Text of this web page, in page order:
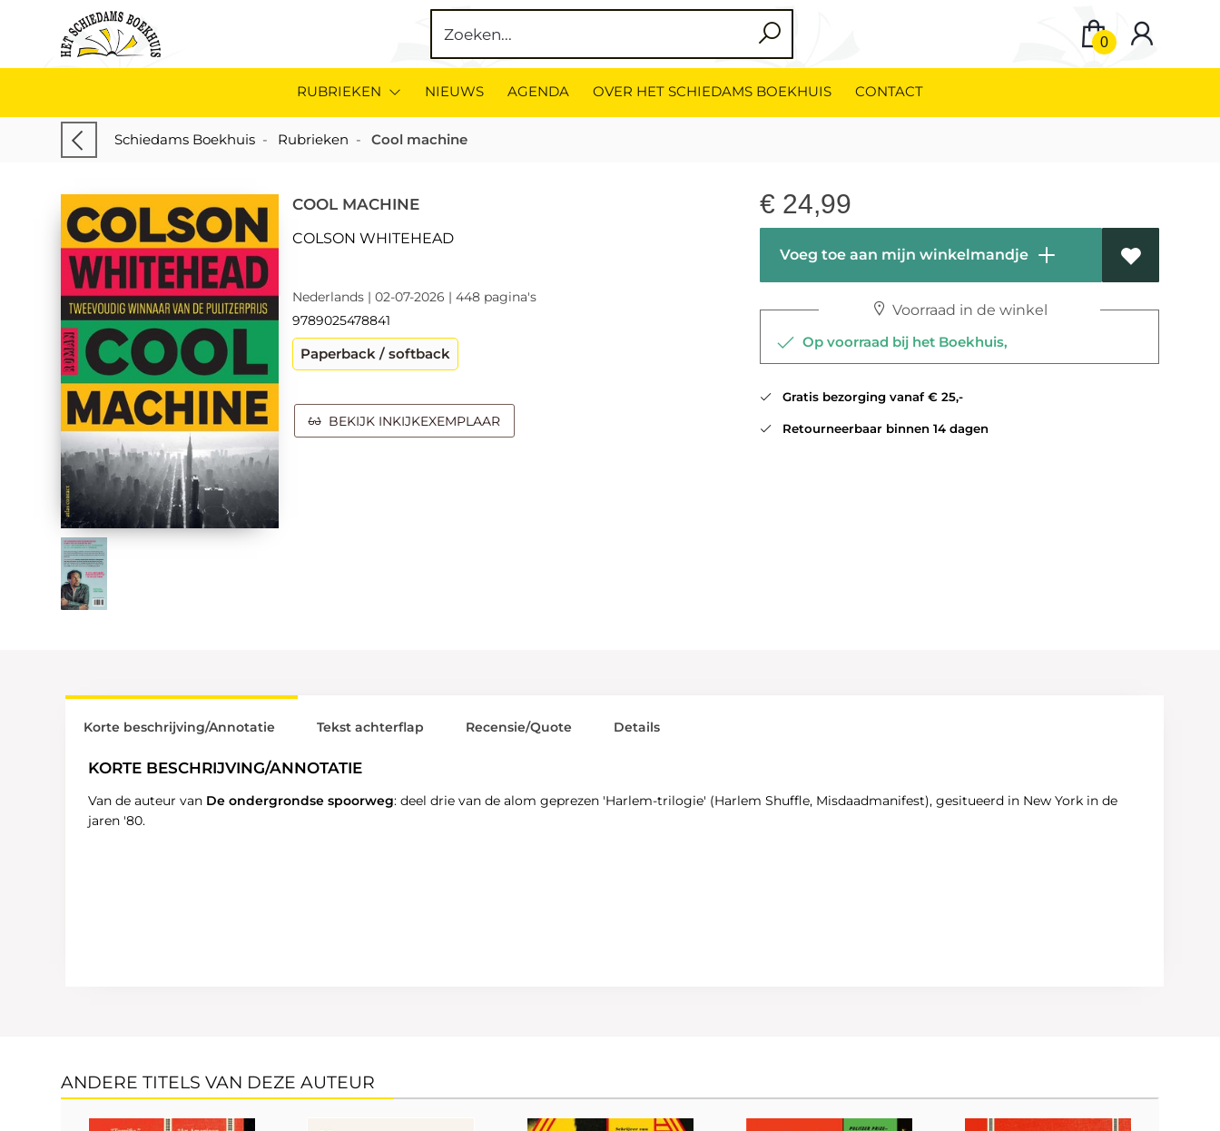
0
RUBRIEKEN NIEUWS AGENDA OVER HET SCHIEDAMS BOEKHUIS CONTACT
Schiedams Boekhuis - Rubrieken - Cool machine
COOL MACHINE
COLSON WHITEHEAD
Nederlands | 02-07-2026 | 448 pagina's
9789025478841
Paperback / softback
BEKIJK INKIJKEXEMPLAAR
€ 24,99
Voeg toe aan mijn winkelmandje
Voorraad in de winkel
Op voorraad bij het Boekhuis,
Gratis bezorging vanaf € 25,-
Retourneerbaar binnen 14 dagen
Korte beschrijving/Annotatie
KORTE BESCHRIJVING/ANNOTATIE
Van de auteur van De ondergrondsespoorweg: deel drie van de alom geprezen 'Harlem-trilogie' (Harlem Shuffle, Misdaadmanifest), gesitueerd in New York in de
jaren '80.
Tekst achterflap Recensie/Quote Details
ANDERE TITELS VAN DEZE AUTEUR